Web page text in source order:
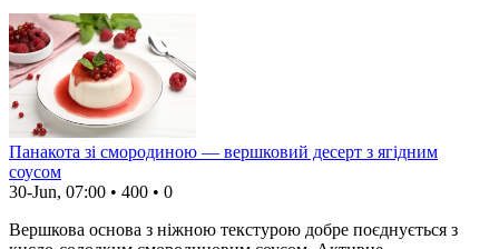
Панакота зі смородиною — вершковий десерт з ягідним
соусом
30-Jun, 07:00 • 400 • 0
Вершкова основа з ніжною текстурою добре поєднується з